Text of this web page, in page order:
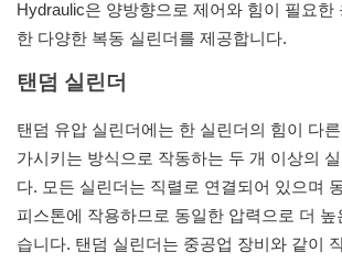
Hydraulic은 양방향으로 제어와 힘이 필요한
한 다양한 복동 실린더를 제공합니다.
탠덤 실린더
탠덤 유압 실린더에는 한 실린더의 힘이 다
가시키는 방식으로 작동하는 두 개 이상의
다. 모든 실린더는 직렬로 연결되어 있으며
피스톤에 작용하므로 동일한 압력으로 더 높
습니다. 탠덤 실린더는 중공업 장비와 같이